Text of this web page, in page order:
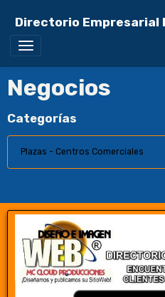
Directorio Empresarial
Negocios
Categorías
Plazas - Centros Comerciales